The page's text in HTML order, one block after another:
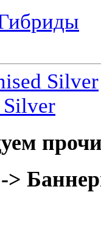
Silver
Silver